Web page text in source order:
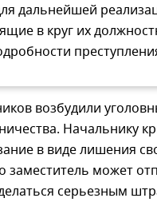
дальнейшей
в круг их
возбудили
Начальнику
в виде лишения
может
серьезным